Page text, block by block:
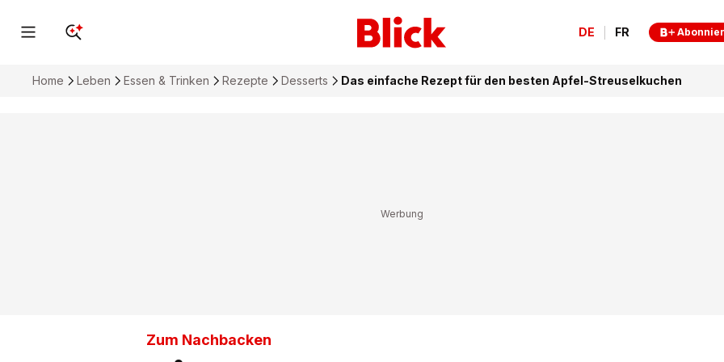
DE FR
Home Leben Essen & Trinken Rezepte Desserts Das einfache Rezept für den besten Apfel-Streuselkuchen
Zum Nachbacken